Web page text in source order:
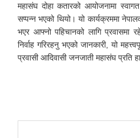
महासंघ दोहा कतारको आयोजनामा
सप्पन्न भएको थियो। यो कार्यक्रममा
भएर आफ्नो पहिचानको लागि प्रवासमा
निर्वाह गरिरहनु भएको जानकारी, यो
प्रवासी आदिवासी जनजाती महासंघ प्रति